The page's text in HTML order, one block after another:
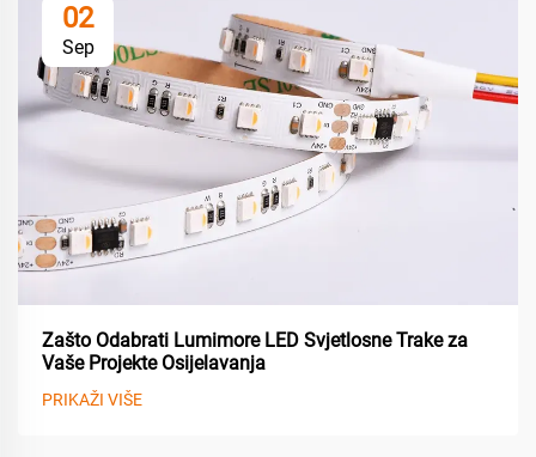
02
Sep
Zašto Odabrati Lumimore LED Svjetlosne Trake za
Vaše Projekte Osijelavanja
PRIKAŽI VIŠE